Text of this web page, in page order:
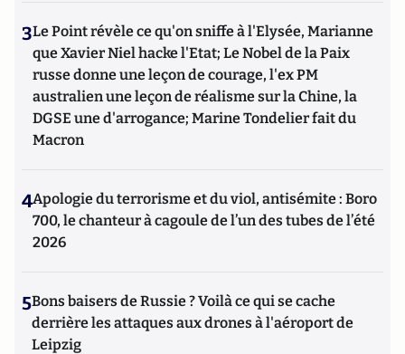
3Le Point révèle ce qu'on sniffe à l'Elysée, Marianne
que Xavier Niel hacke l'Etat; Le Nobel de la Paix
russe donne une leçon de courage, l'ex PM
australien une leçon de réalisme sur la Chine, la
DGSE une d'arrogance; Marine Tondelier fait du
Macron
4Apologie du terrorisme et du viol, antisémite : Boro
700, le chanteur à cagoule de l’un des tubes de l’été
2026
5Bons baisers de Russie ? Voilà ce qui se cache
derrière les attaques aux drones à l'aéroport de
Leipzig